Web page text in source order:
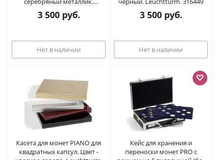
Leuchtturm. 309999
3 500руб.
Нет в наличии
3 500руб.
Нет в наличии
Касета для монет PIANO для
квадратных капсул. Цвет -
Кейс для хранения и
переноски монет PRO с